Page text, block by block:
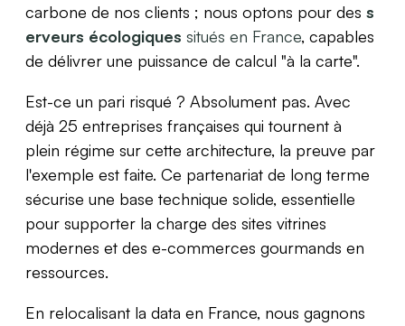
carbone de nos clients ; nous optons pour des s
erveurs écologiques situés en France, capables
de délivrer une puissance de calcul "à la carte".
Est-ce un pari risqué ? Absolument pas. Avec
déjà 25 entreprises françaises qui tournent à
plein régime sur cette architecture, la preuve par
l'exemple est faite. Ce partenariat de long terme
sécurise une base technique solide, essentielle
pour supporter la charge des sites vitrines
modernes et des e-commerces gourmands en
ressources.
En relocalisant la data en France, nous gagnons